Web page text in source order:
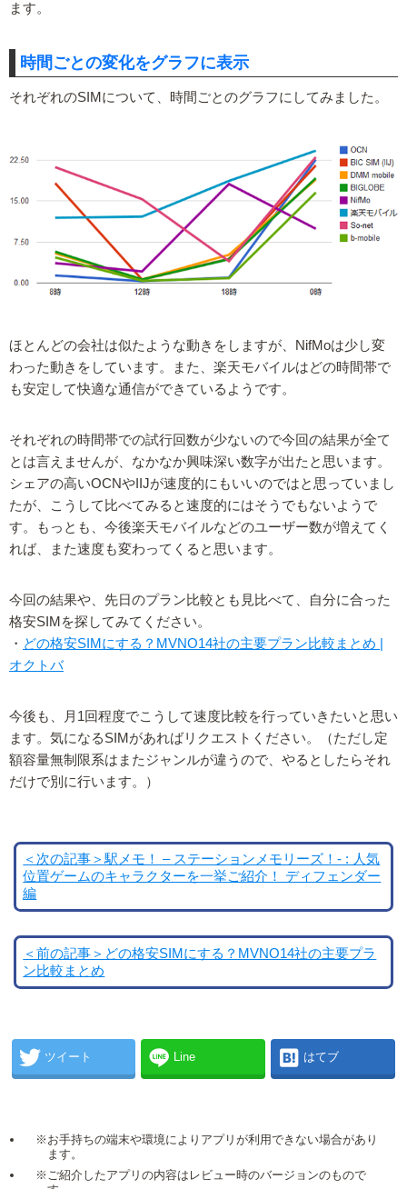
ます。
時間ごとの変化をグラフに表示
それぞれのSIMについて、時間ごとのグラフにしてみました。
ほとんどの会社は似たような動きをしますが、NifMoは少し変
わった動きをしています。また、楽天モバイルはどの時間帯で
も安定して快適な通信ができているようです。
それぞれの時間帯での試行回数が少ないので今回の結果が全て
とは言えませんが、なかなか興味深い数字が出たと思います。
シェアの高いOCNやIIJが速度的にもいいのではと思っていまし
たが、こうして比べてみると速度的にはそうでもないようで
す。もっとも、今後楽天モバイルなどのユーザー数が増えてく
れば、また速度も変わってくると思います。
今回の結果や、先日のプラン比較とも見比べて、自分に合った
格安SIMを探してみてください。
・ どの格安SIMにする？MVNO14社の主要プラン比較まとめ |
オクトバ
今後も、月1回程度でこうして速度比較を行っていきたいと思い
ます。気になるSIMがあればリクエストください。（ただし定
額容量無制限系はまたジャンルが違うので、やるとしたらそれ
だけで別に行います。）
＜次の記事＞駅メモ！ – ステーションメモリーズ！- : 人気
位置ゲームのキャラクターを一挙ご紹介！ ディフェンダー
編
＜前の記事＞どの格安SIMにする？MVNO14社の主要プラ
ン比較まとめ
ツイート Line はてブ
※お手持ちの端末や環境によりアプリが利用できない場合があり
ます。
※ご紹介したアプリの内容はレビュー時のバージョンのもので